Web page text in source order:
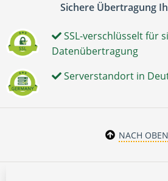
Sichere Übertragung
SSL-verschlüsselt für
Datenübertragung
Serverstandort in
NACH OBEN